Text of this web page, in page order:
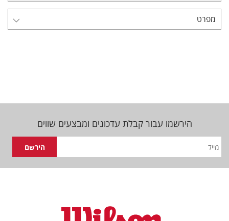
מפרט
הירשמו עבור קבלת עדכונים ומבצעים שווים